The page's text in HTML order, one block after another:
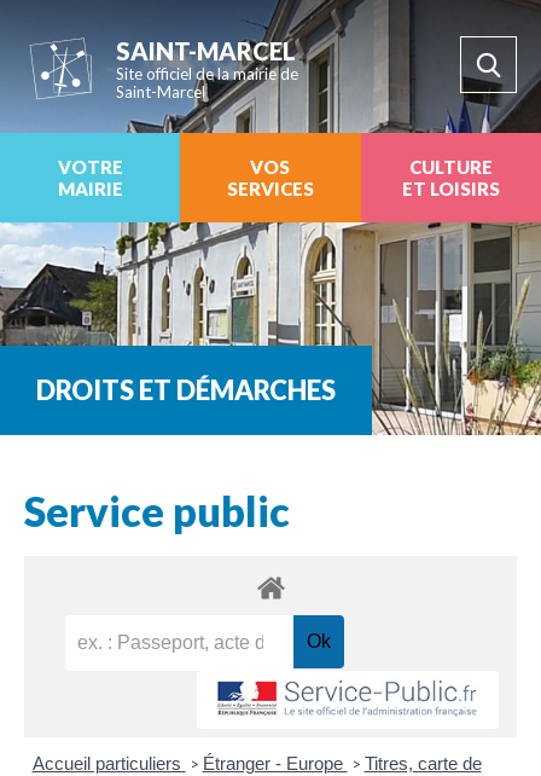
SAINT-MARCEL
Site officiel de la mairie de
Saint-Marcel
VOTRE
MAIRIE
VOS
SERVICES
CULTURE
ET LOISIRS
DROITS ET DÉMARCHES
Service public
Accueil particuliers > Étranger - Europe > Titres, carte de